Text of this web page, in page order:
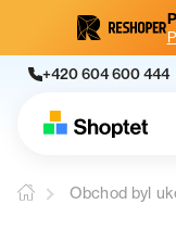
+420 604 600 444
Obchod byl